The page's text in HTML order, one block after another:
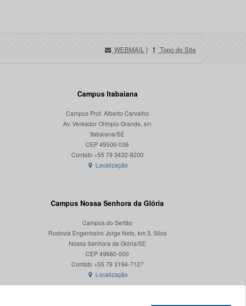
WEBMAIL | Topo do Site
Campus Itabaiana
Campus Prof. Alberto Carvalho
Av. Vereador Olímpio Grande, s/n
Itabaiana/SE
CEP 49506-036
Localização
Campus Nossa Senhora da Glória
Campus do Sertão
Rodovia Engenheiro Jorge Neto, km 3, Silos
Nossa Senhora da Glória/SE
CEP 49680-000
Contato +55 79 3194-7127
Localização